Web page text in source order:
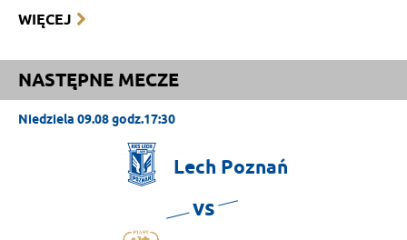
WIĘCEJ
NASTĘPNE MECZE
Niedziela 09.08 godz.17:30
Lech Poznań
vs